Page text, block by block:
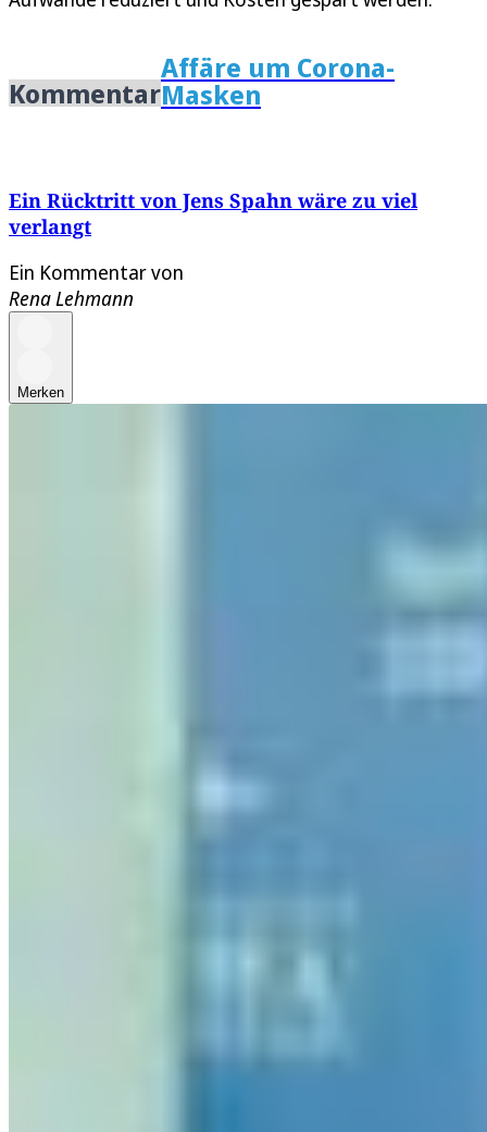
Kommentar
Affäre um Corona-
Masken
Ein Rücktritt von Jens Spahn wäre zu viel
verlangt
Ein Kommentar von
Rena Lehmann
Merken